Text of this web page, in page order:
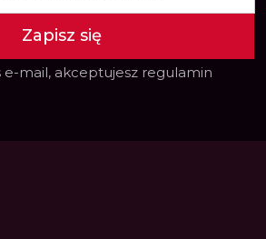
Zapisz się
e-mail, akceptujesz regulamin